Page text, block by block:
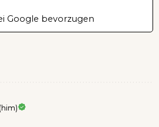
Google bevorzugen